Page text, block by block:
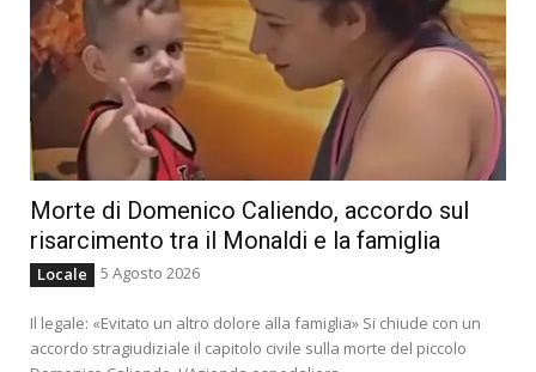
Morte di Domenico Caliendo, accordo sul
risarcimento tra il Monaldi e la famiglia
Locale 5 Agosto 2026
Il legale: «Evitato un altro dolore alla famiglia» Si chiude con un
accordo stragiudiziale il capitolo civile sulla morte del piccolo